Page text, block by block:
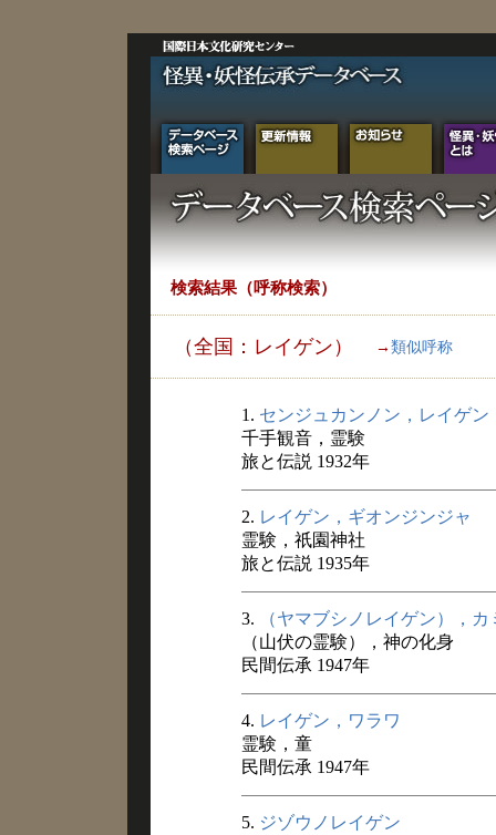
検索結果（呼称検索）
（全国：レイゲン） → 類似呼称
1. センジュカンノン，レイゲン
千手観音，霊験
旅と伝説 1932年
2. レイゲン，ギオンジンジャ
霊験，祇園神社
旅と伝説 1935年
3.
（ヤマブシノレイゲン），
（山伏の霊験），神の化身
民間伝承 1947年
4. レイゲン，ワラワ
霊験，童
民間伝承 1947年
5. ジゾウノレイゲン